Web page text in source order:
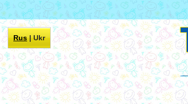
Rus|Ukr